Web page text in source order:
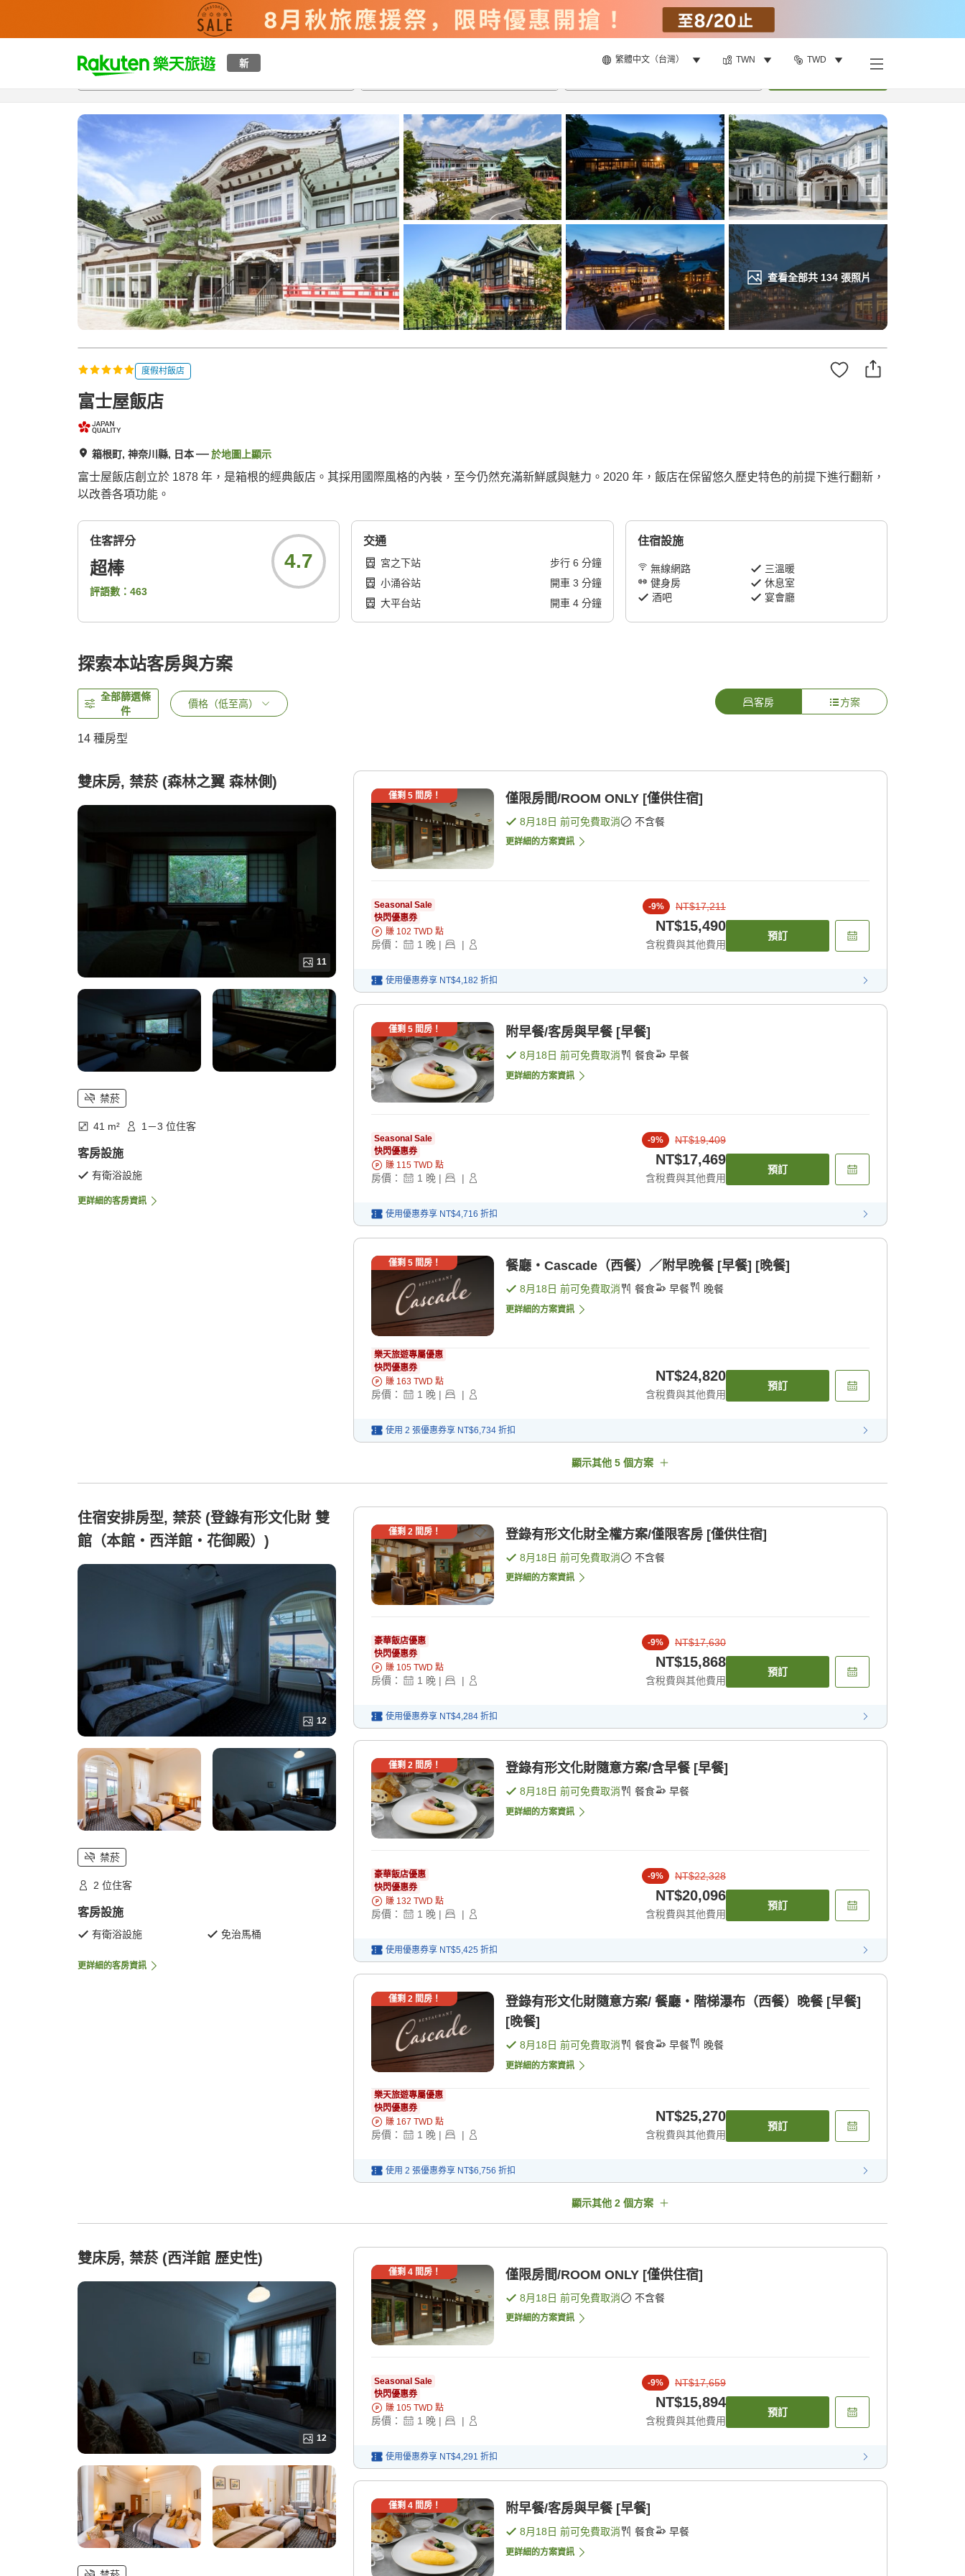
新 繁體中文（台灣） TWN TWD
t
p
a
g
e
_
e
a
r
c
查看全部共 134張照片
總覽客房與方案評語特點設施
度假村飯店
富士屋飯店
箱根町, 神奈川縣, 日本 於地圖上顯示
富士屋飯店創立於 1878 年，是箱根的經典飯店。其採用國際風格的內裝，至今仍然充滿新鮮感與魅力。2020 年，飯店在保留悠久歷史特色的前提下進行翻新，
以改善各項功能。
住客評分
超棒
評語數： 463
4.7
交通
宮之下站 步行 6 分鐘
小涌谷站
開車 3 分鐘
大平台站
開車 4分鐘
住宿設施
無線網路
三溫暖
健身房
休息室
酒吧
宴會廳
探索本站客房與方案
全部篩選條
件
價格（低至高） 客房 方案
14 種房型
雙床房, 禁菸 (森林之翼 森林側)
11
禁菸
41 m² 1－3 位住客
客房設施
有衛浴設施
更詳細的客房資訊
僅剩 5間房！ 僅限房間/ROOM ONLY [僅供住宿]
8月18日 前可免費取消 不含餐
更詳細的方案資訊
Seasonal Sale
快閃優惠券
賺 102 TWD 點
房價： 1 晚 | |
-9% NT$17,211
NT$15,490
含稅費與其他費用
預訂
使用優惠券享 NT$4,182 折扣
僅剩 5間房！ 附早餐/客房與早餐 [早餐]
8月18日 前可免費取消 餐食 早餐
更詳細的方案資訊
Seasonal Sale
快閃優惠券
賺 115 TWD 點
房價： 1 晚 | |
-9% NT$19,409
NT$17,469
含稅費與其他費用
預訂
使用優惠券享 NT$4,716 折扣
僅剩 5間房！ 餐廳・Cascade（西餐）／附早晚餐 [早餐] [晚餐]
8月18日 前可免費取消 餐食 早餐 晚餐
更詳細的方案資訊
樂天旅遊專屬優惠
快閃優惠券
賺 163 TWD 點
房價： 1 晚 | |
NT$24,820
含稅費與其他費用
預訂
使用 2 張優惠券享 NT$6,734 折扣
顯示其他 5 個方案
住宿安排房型, 禁菸 (登錄有形文化財 雙
館（本館・西洋館・花御殿）)
12
禁菸
2 位住客
客房設施
有衛浴設施 免治馬桶
更詳細的客房資訊
僅剩 2間房！ 登錄有形文化財全權方案/僅限客房 [僅供住宿]
8月18日 前可免費取消 不含餐
更詳細的方案資訊
豪華飯店優惠
快閃優惠券
賺 105 TWD 點
房價： 1 晚 | |
-9% NT$17,630
NT$15,868
含稅費與其他費用
預訂
使用優惠券享 NT$4,284 折扣
僅剩 2間房！ 登錄有形文化財隨意方案/含早餐 [早餐]
8月18日 前可免費取消 餐食 早餐
更詳細的方案資訊
豪華飯店優惠
快閃優惠券
賺 132 TWD 點
房價： 1 晚 | |
-9% NT$22,328
NT$20,096
含稅費與其他費用
預訂
使用優惠券享 NT$5,425 折扣
僅剩 2間房！
登錄有形文化財隨意方案/ 餐廳・階梯瀑布（西餐）晚餐 [早餐]
[晚餐]
8月18日 前可免費取消 餐食 早餐 晚餐
更詳細的方案資訊
樂天旅遊專屬優惠
快閃優惠券
賺 167 TWD 點
房價： 1 晚 | |
NT$25,270
含稅費與其他費用
預訂
使用 2 張優惠券享 NT$6,756 折扣
顯示其他 2 個方案
雙床房, 禁菸 (西洋館 歷史性)
12
僅剩 4間房！ 僅限房間/ROOM ONLY [僅供住宿]
8月18日 前可免費取消 不含餐
更詳細的方案資訊
Seasonal Sale
快閃優惠券
賺 105 TWD 點
房價： 1 晚 | |
-9% NT$17,659
NT$15,894
含稅費與其他費用
預訂
使用優惠券享 NT$4,291 折扣
僅剩 4間房！ 附早餐/客房與早餐 [早餐]
8月18日 前可免費取消 餐食 早餐
更詳細的方案資訊